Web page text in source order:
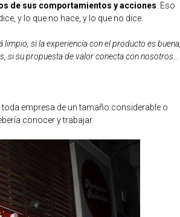
de sus comportamientos y acciones . Eso
y lo que no hace, y lo que no dice.
si la experiencia con el producto es buena,
si su propuesta de valor conecta con nosotros…
empresa de un tamaño considerable o
conocer y trabajar.